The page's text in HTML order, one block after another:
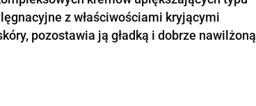
z właściwościami kryjącymi
pozostawia ją gładką i dobrze nawilżoną